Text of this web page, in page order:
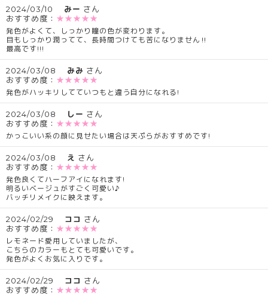
2024/03/10 みー さん
おすすめ度： ★★★★★
発色がよくて、しっかり瞳の色が変わります。
目もしっかり潤ってて、長時間つけても苦になりません‼︎
最高です!!!
2024/03/08 みみ さん
おすすめ度： ★★★★★
発色がハッキリしてていつもと違う自分になれる!
2024/03/08 しー さん
おすすめ度： ★★★★★
かっこいい系の顔に見せたい場合は天ぷらがおすすめです!
2024/03/08 え さん
おすすめ度： ★★★★★
発色良くてハーフアイになれます!
明るいベージュがすごく可愛い♪
バッチリメイクに映えます。
2024/02/29 ココ さん
おすすめ度： ★★★★★
レモネード愛用していましたが、
こちらのカラーもとても可愛いです。
発色がよくお気に入りです。
2024/02/29 ココ さん
おすすめ度： ★★★★★